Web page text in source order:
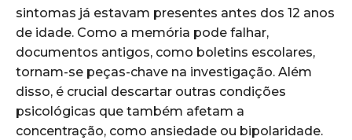
sintomas já estavam presentes antes dos 12 anos
de idade. Como a memória pode falhar,
documentos antigos, como boletins escolares,
tornam-se peças-chave na investigação. Além
disso, é crucial descartar outras condições
psicológicas que também afetam a
concentração, como ansiedade ou bipolaridade.